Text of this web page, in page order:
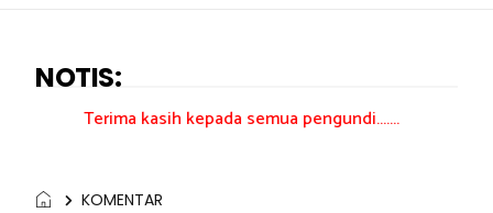
NOTIS:
kasih kepada semua pengundi.......
KOMENTAR